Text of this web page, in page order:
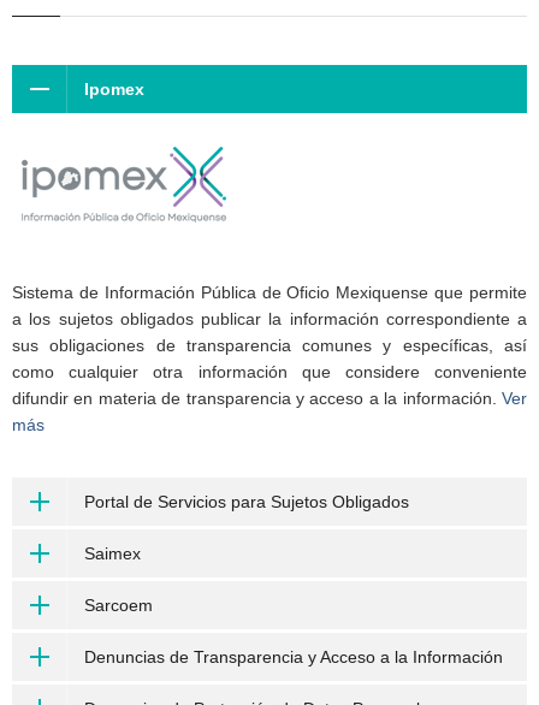
Ipomex
Sistema de Información Pública de Oficio Mexiquense que permite
a los sujetos obligados publicar la información correspondiente a
sus obligaciones de transparencia comunes y específicas, así
como cualquier otra información que considere conveniente
difundir en materia de transparencia y acceso a la información. Ver
más
Portal de Servicios para Sujetos Obligados
Saimex
Sarcoem
Denuncias de Transparencia y Acceso a la Información